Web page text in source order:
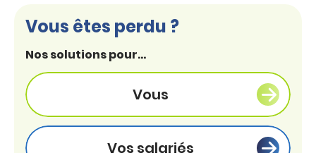
Vous êtes perdu ?
Nos solutions pour...
Vous
Vos salariés